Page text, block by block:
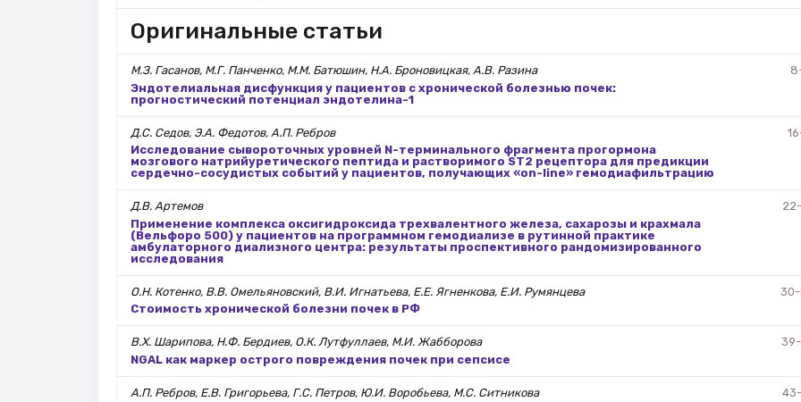
Оригинальные статьи
М.З. Гасанов, М.Г. Панченко, М.М. Батюшин, Н.А. Броновицкая, А.В. Разина
Эндотелиальная дисфункция у пациентов с хронической болезнью почек:
прогностический потенциал эндотелина-1
Д.С. Седов, Э.А. Федотов, А.П. Ребров
Исследование сывороточных уровней N-терминального фрагмента прогормона
мозгового натрийуретического пептида и растворимого ST2 рецептора для предикции
сердечно-сосудистых событий у пациентов, получающих «on-line» гемодиафильтрацию
Д.В. Артемов
Применение комплекса оксигидроксида трехвалентного железа, сахарозы и крахмала
(Вельфоро 500) у пациентов на программном гемодиализе в рутинной практике
амбулаторного диализного центра: результаты проспективного рандомизированного
исследования
О.Н. Котенко, В.В. Омельяновский, В.И. Игнатьева, Е.Е. Ягненкова, Е.И. Румянцева
Стоимость хронической болезни почек в РФ
В.Х. Шарипова, Н.Ф. Бердиев, О.К. Лутфуллаев, М.И. Жабборова
NGAL как маркер острого повреждения почек при сепсисе
А.П. Ребров, Е.В. Григорьева, Г.С. Петров, Ю.И. Воробьева, М.С. Ситникова